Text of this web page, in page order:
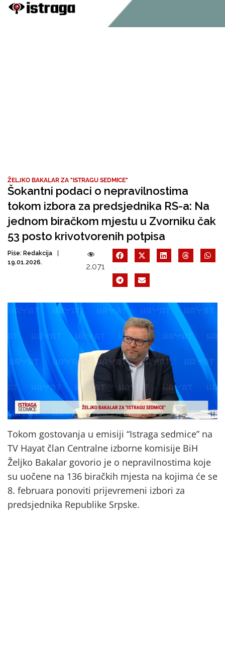
ŽELJKO BAKALAR ZA "ISTRAGU SEDMICE"
Šokantni podaci o nepravilnostima
tokom izbora za predsjednika RS-a: Na
jednom biračkom mjestu u Zvorniku čak
53 posto krivotvorenih potpisa
Piše: Redakcija
19.01.2026.
2.071
Tokom gostovanja u emisiji “Istraga sedmice” na
TV Hayat član Centralne izborne komisije BiH
Željko Bakalar govorio je o nepravilnostima koje
su uočene na 136 biračkih mjesta na kojima će se
8. februara ponoviti prijevremeni izbori za
predsjednika Republike Srpske.